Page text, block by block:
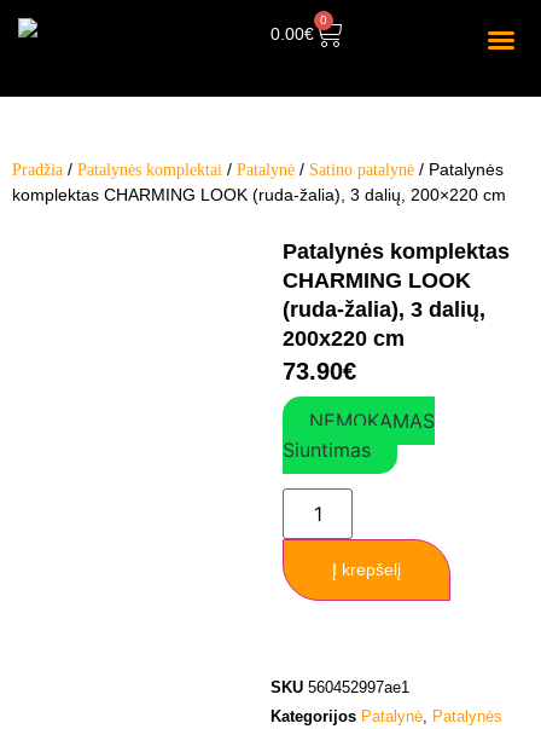
0.00€
0
Pradžia / Patalynės komplektai / Patalynė / Satino patalynė / Patalynės
komplektas CHARMING LOOK (ruda-žalia), 3 dalių, 200×220 cm
Patalynės komplektas
CHARMING LOOK
(ruda-žalia), 3 dalių,
200x220 cm
73.90€
NEMOKAMAS
Siuntimas
Į krepšelį
SKU 560452997ae1
Kategorijos Patalynė, Patalynės